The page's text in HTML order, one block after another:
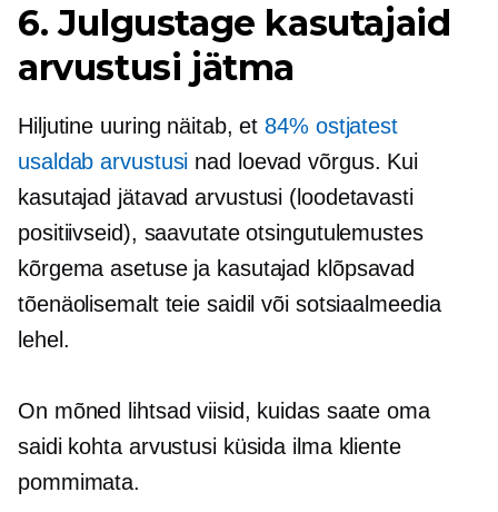
6. Julgustage kasutajaid
arvustusi jätma
Hiljutine uuring näitab, et 84% ostjatest
usaldab arvustusi nad loevad võrgus. Kui
kasutajad jätavad arvustusi (loodetavasti
positiivseid), saavutate otsingutulemustes
kõrgema asetuse ja kasutajad klõpsavad
tõenäolisemalt teie saidil või sotsiaalmeedia
lehel.
On mõned lihtsad viisid, kuidas saate oma
saidi kohta arvustusi küsida ilma kliente
pommimata.